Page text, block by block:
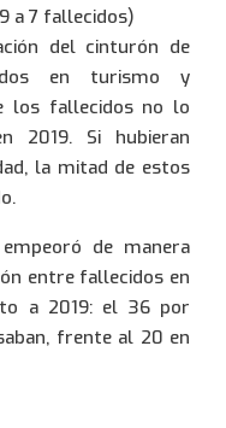
a 7 fallecidos)
del cinturón de
en turismo y
los fallecidos no lo
2019. Si hubieran
la mitad de estos
de manera
entre fallecidos en
a 2019: el 36 por
frente al 20 en